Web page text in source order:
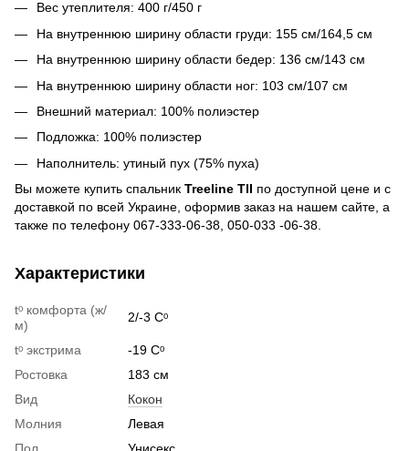
Вес утеплителя: 400 г/450 г
На внутреннюю ширину области груди: 155 см/164,5 см
На внутреннюю ширину области бедер: 136 см/143 см
На внутреннюю ширину области ног: 103 см/107 см
Внешний материал: 100% полиэстер
Подложка: 100% полиэстер
Наполнитель: утиный пух (75% пуха)
Вы можете купить спальник Treeline TlI по доступной цене и с
доставкой по всей Украине, оформив заказ на нашем сайте, а
также по телефону 067-333-06-38, 050-033 -06-38.
Характеристики
tᵒ комфорта (ж/
м)
2/-3 Сᵒ
tᵒ экстрима
-19 Сᵒ
Ростовка
183 см
Вид
Кокон
Молния
Левая